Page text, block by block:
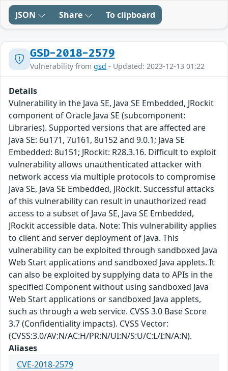
JSON Share To clipboard
GSD-2018-2579
Vulnerability from gsd - Updated: 2023-12-13 01:22
Details
Vulnerability in the Java SE, Java SE Embedded, JRockit
component of Oracle Java SE (subcomponent:
Libraries). Supported versions that are affected are
Java SE: 6u171, 7u161, 8u152 and 9.0.1; Java SE
Embedded: 8u151; JRockit: R28.3.16. Difficult to exploit
vulnerability allows unauthenticated attacker with
network access via multiple protocols to compromise
Java SE, Java SE Embedded, JRockit. Successful attacks
of this vulnerability can result in unauthorized read
access to a subset of Java SE, Java SE Embedded,
JRockit accessible data. Note: This vulnerability applies
to client and server deployment of Java. This
vulnerability can be exploited through sandboxed Java
Web Start applications and sandboxed Java applets. It
can also be exploited by supplying data to APIs in the
specified Component without using sandboxed Java
Web Start applications or sandboxed Java applets,
such as through a web service. CVSS 3.0 Base Score
3.7 (Confidentiality impacts). CVSS Vector:
(CVSS:3.0/AV:N/AC:H/PR:N/UI:N/S:U/C:L/I:N/A:N).
Aliases
CVE-2018-2579